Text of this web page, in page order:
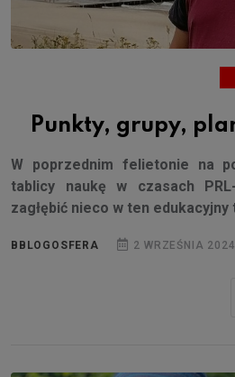
Punkty, grupy,
W poprzednim felietonie na
tablicy naukę w czasach
zagłębić nieco w ten edukacyjny
BBLOGOSFERA 2 WRZEŚNIA 2024